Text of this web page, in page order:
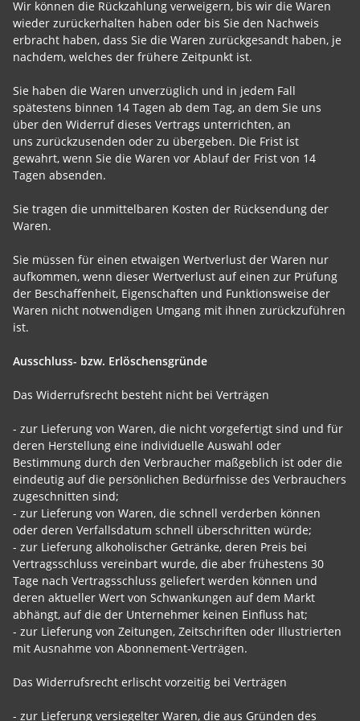
Wir können die Rückzahlung verweigern, bis wir die Waren
wieder zurückerhalten haben oder bis Sie den Nachweis
erbracht haben, dass Sie die Waren zurückgesandt haben, je
nachdem, welches der frühere Zeitpunkt ist.
Sie haben die Waren unverzüglich und in jedem Fall
spätestens binnen 14 Tagen ab dem Tag, an dem Sie uns
über den Widerruf dieses Vertrags unterrichten, an
uns zurückzusenden oder zu übergeben. Die Frist ist
gewahrt, wenn Sie die Waren vor Ablauf der Frist von 14
Tagen absenden.
Sie tragen die unmittelbaren Kosten der Rücksendung der
Waren.
Sie müssen für einen etwaigen Wertverlust der Waren nur
aufkommen, wenn dieser Wertverlust auf einen zur Prüfung
der Beschaffenheit, Eigenschaften und Funktionsweise der
Waren nicht notwendigen Umgang mit ihnen zurückzuführen
ist.
Ausschluss- bzw. Erlöschensgründe
Das Widerrufsrecht besteht nicht bei Verträgen
- zur Lieferung von Waren, die nicht vorgefertigt sind und für
deren Herstellung eine individuelle Auswahl oder
Bestimmung durch den Verbraucher maßgeblich ist oder die
eindeutig auf die persönlichen Bedürfnisse des Verbrauchers
zugeschnitten sind;
- zur Lieferung von Waren, die schnell verderben können
oder deren Verfallsdatum schnell überschritten würde;
- zur Lieferung alkoholischer Getränke, deren Preis bei
Vertragsschluss vereinbart wurde, die aber frühestens 30
Tage nach Vertragsschluss geliefert werden können und
deren aktueller Wert von Schwankungen auf dem Markt
abhängt, auf die der Unternehmer keinen Einfluss hat;
- zur Lieferung von Zeitungen, Zeitschriften oder Illustrierten
mit Ausnahme von Abonnement-Verträgen.
Das Widerrufsrecht erlischt vorzeitig bei Verträgen
- zur Lieferung versiegelter Waren, die aus Gründen des